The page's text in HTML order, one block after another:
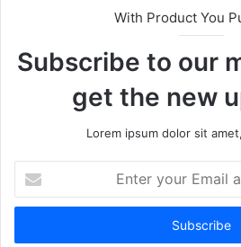
With Product You
Subscribe to our
get the new
Lorem ipsum dolor sit
your
Email